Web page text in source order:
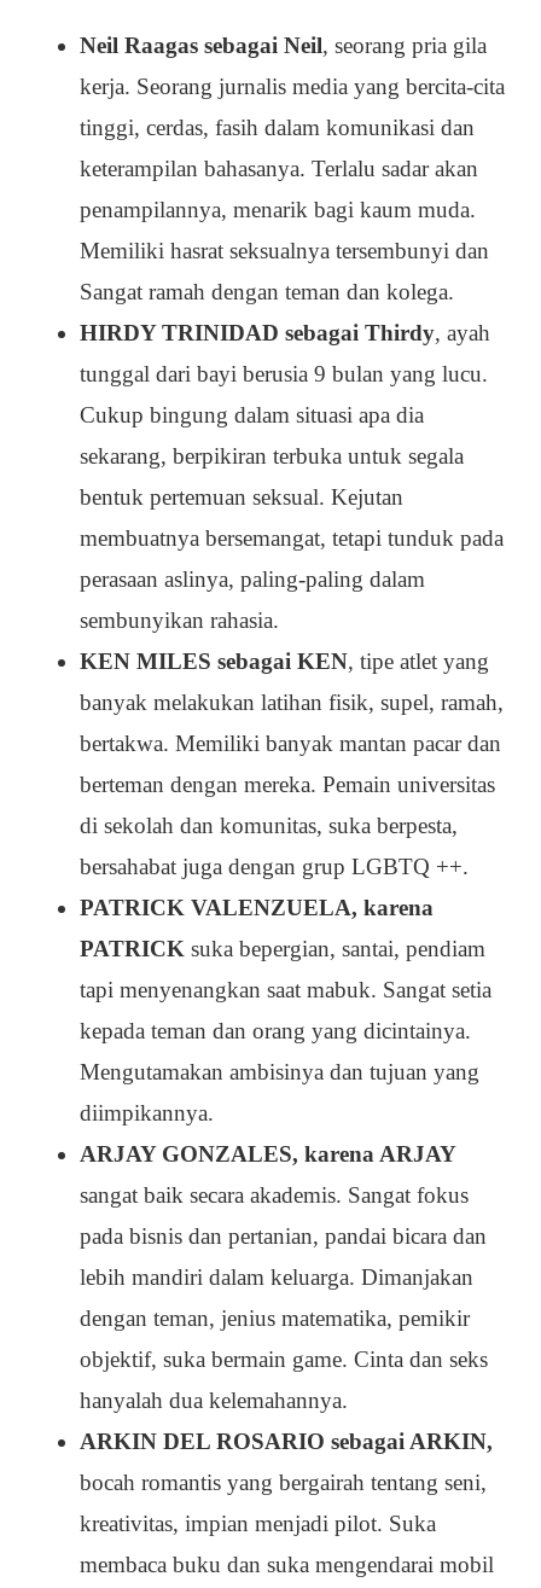
Neil Raagas sebagai Neil, seorang pria gila
kerja. Seorang jurnalis media yang bercita-cita
tinggi, cerdas, fasih dalam komunikasi dan
keterampilan bahasanya. Terlalu sadar akan
penampilannya, menarik bagi kaum muda.
Memiliki hasrat seksualnya tersembunyi dan
Sangat ramah dengan teman dan kolega.
HIRDY TRINIDAD sebagai Thirdy, ayah
tunggal dari bayi berusia 9 bulan yang lucu.
Cukup bingung dalam situasi apa dia
sekarang, berpikiran terbuka untuk segala
bentuk pertemuan seksual. Kejutan
membuatnya bersemangat, tetapi tunduk pada
perasaan aslinya, paling-paling dalam
sembunyikan rahasia.
KEN MILES sebagai KEN, tipe atlet yang
banyak melakukan latihan fisik, supel, ramah,
bertakwa. Memiliki banyak mantan pacar dan
berteman dengan mereka. Pemain universitas
di sekolah dan komunitas, suka berpesta,
bersahabat juga dengan grup LGBTQ ++.
PATRICK VALENZUELA, karena
PATRICKsuka bepergian, santai, pendiam
tapi menyenangkan saat mabuk. Sangat setia
kepada teman dan orang yang dicintainya.
Mengutamakan ambisinya dan tujuan yang
diimpikannya.
ARJAY GONZALES, karena ARJAY
sangat baik secara akademis. Sangat fokus
pada bisnis dan pertanian, pandai bicara dan
lebih mandiri dalam keluarga. Dimanjakan
dengan teman, jenius matematika, pemikir
objektif, suka bermain game. Cinta dan seks
hanyalah dua kelemahannya.
ARKIN DEL ROSARIO sebagai ARKIN,
bocah romantis yang bergairah tentang seni,
kreativitas, impian menjadi pilot. Suka
membaca buku dan suka mengendarai mobil